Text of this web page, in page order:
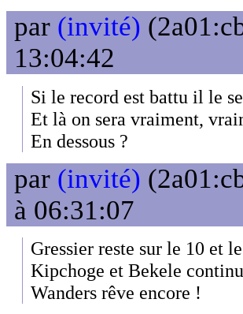
par (invité)
13:04:42
Si le record est battu il le
Et là on sera vraiment,
En dessous ?
par (invité)
à 06:31:07
Gressier reste sur le 10 et
Kipchoge et Bekele
Wanders rêve encore !